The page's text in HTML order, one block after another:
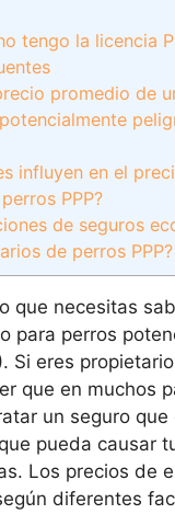
tengo la licencia
promedio de
influyen en el
PPP?
de seguros
de perros PPP?
que necesitas
para perros
Si eres
que en muchos
un seguro que
pueda causar
Los precios de
diferentes